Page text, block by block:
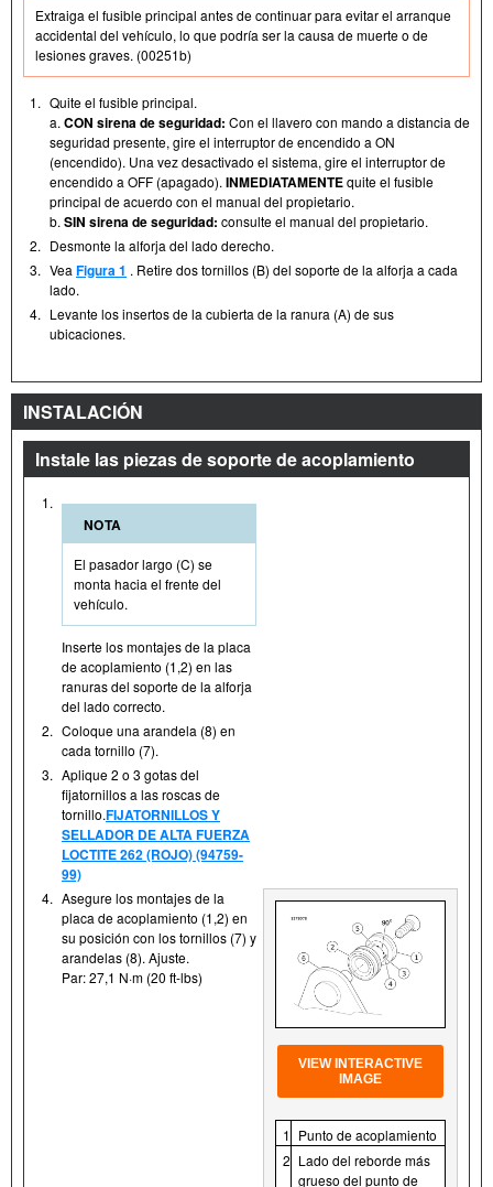
Extraiga el fusible principal antes de continuar para evitar el arranque
accidental del vehículo, lo que podría ser la causa de muerte o de
lesiones graves. (00251b)
1. Quite el fusible principal.
a. CON sirena de seguridad: Con el llavero con mando a distancia de
seguridad presente, gire el interruptor de encendido a ON
(encendido). Una vez desactivado el sistema, gire el interruptor de
encendido a OFF (apagado). INMEDIATAMENTEquite el fusible
principal de acuerdo con el manual del propietario.
b. SIN sirena de seguridad: consulte el manual del propietario.
2. Desmonte la alforja del lado derecho.
3. Vea Figura 1 . Retire dos tornillos (B) del soporte de la alforja a cada
lado.
4. Levante los insertos de la cubierta de la ranura (A) de sus
ubicaciones.
INSTALACIÓN
Instale las piezas de soporte de acoplamiento
1.
NOTA
El pasador largo (C) se
monta hacia el frente del
vehículo.
Inserte los montajes de la placa
de acoplamiento (1,2) en las
ranuras del soporte de la alforja
del lado correcto.
2. Coloque una arandela (8) en
cada tornillo (7).
3. Aplique 2 o 3 gotas del
fijatornillos a las roscas de
tornillo.FIJATORNILLOS Y
SELLADOR DE ALTA FUERZA
LOCTITE 262 (ROJO) (94759-
99)
4. Asegure los montajes de la
placa de acoplamiento (1,2) en
su posición con los tornillos (7) y
arandelas (8). Ajuste.
Par: 27,1 N·m (20 ft-lbs)
VIEW INTERACTIVE
IMAGE
1 Punto de acoplamiento
2 Lado del reborde más
grueso del punto de